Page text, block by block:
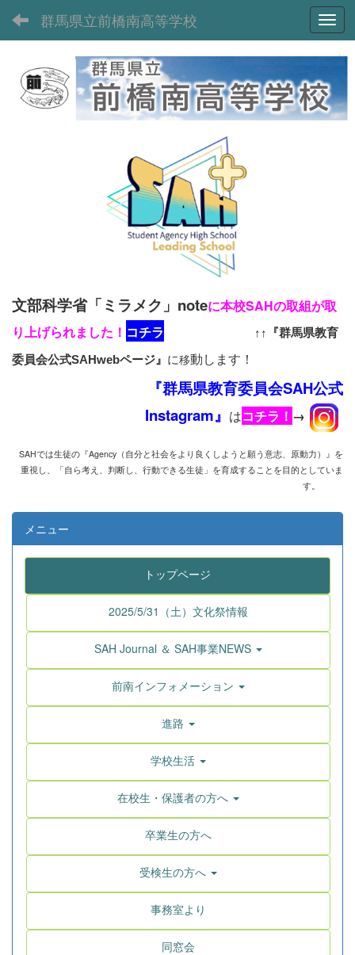
群馬県立前橋南高等学校
文部科学省「ミラメク」noteに本校SAHの取組が取
り上げられました！ コチラ ↑↑『群馬県教育
委員会公式SAHwebページ』 に移動します！
『群馬県教育委員会SAH公式
Instagram』 はコチラ！ →
SAHでは生徒の『Agency （自分と社会をより良くしようと願う意志、原動力）』を
重視し、
「自ら考え、判断し、行動できる生徒」を育成することを目的としていま
す。
メニュー
トップページ
2025/5/31（土）文化祭情報
SAH Journal ＆ SAH事業NEWS
前南インフォメーション
進路
学校生活
在校生・保護者の方へ
卒業生の方へ
受検生の方へ
事務室より
同窓会